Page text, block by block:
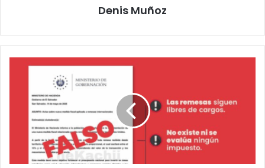
Denis Muñoz
impuestos
remesas